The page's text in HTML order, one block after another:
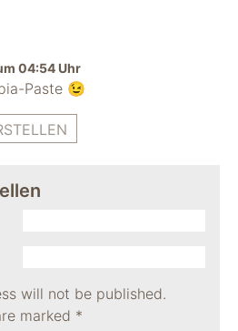
04:54 Uhr
Paste 😉
will not be published.
marked *